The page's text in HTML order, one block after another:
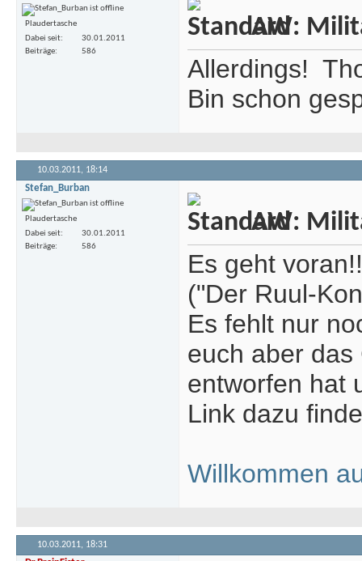
Plaudertasche
Dabei seit
30.01.2011
Beiträge
586
AW:
Allerdings!
Bin schon
10.03.2011, 18:14
Stefan_Burban
Plaudertasche
Dabei seit
30.01.2011
Beiträge
586
AW:
Es geht
("Der Ruul-
Es fehlt nur
euch aber
entworfen hat
Link dazu
Willkommen
10.03.2011, 18:31